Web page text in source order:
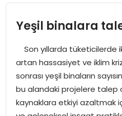
GÜNDEM
EKONOMI
İDEAL YAŞAM
İDEAL SPOR
YAŞAM
Yeşil binalara
Son yıllarda tüketicilerde
artan hassasiyet ve iklim
sonrası yeşil binaların
bu alandaki projelere talep
kaynaklara etkiyi azaltmak